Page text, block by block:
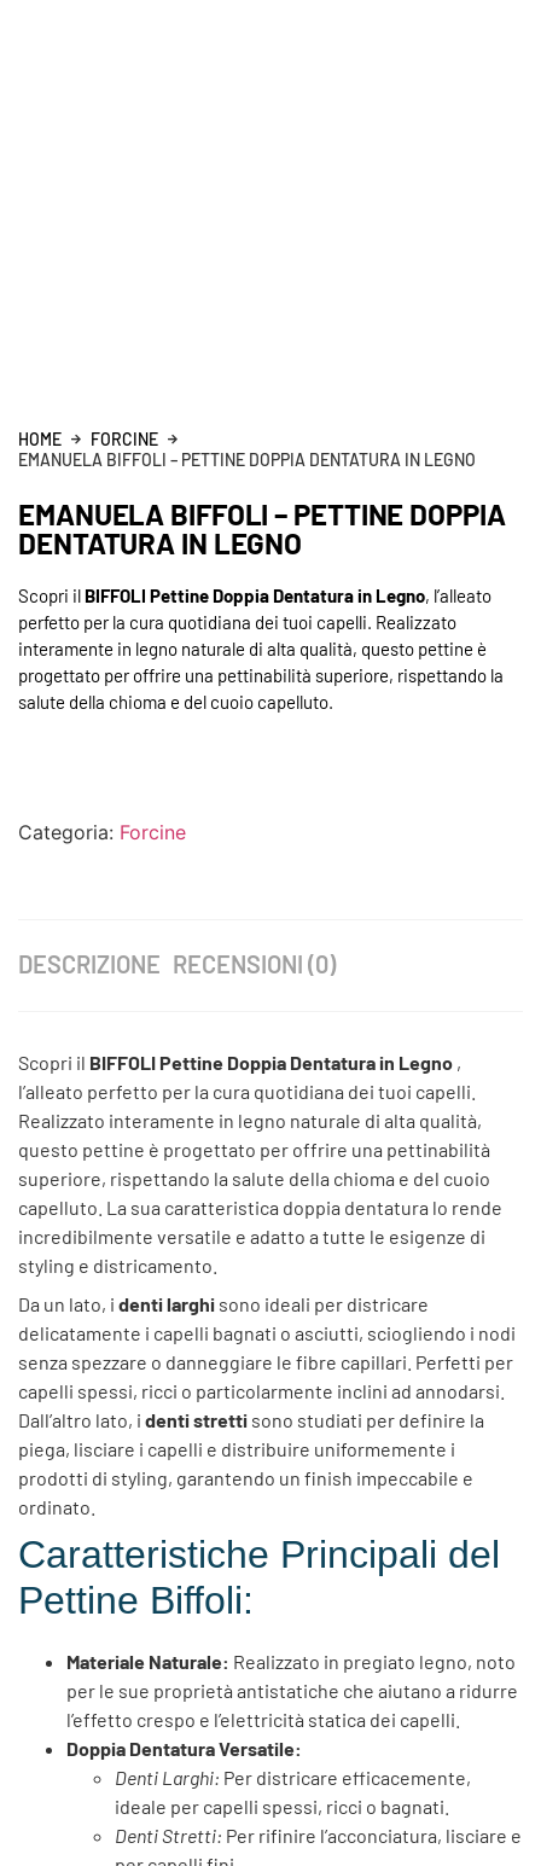
HOME
FORCINE
EMANUELA BIFFOLI – PETTINE DOPPIA DENTATURA IN LEGNO
EMANUELA BIFFOLI – PETTINE DOPPIA
DENTATURA IN LEGNO
Scopri il BIFFOLI Pettine Doppia Dentatura in Legno, l’alleato
perfetto per la cura quotidiana dei tuoi capelli. Realizzato
interamente in legno naturale di alta qualità, questo pettine è
progettato per offrire una pettinabilità superiore, rispettando la
salute della chioma e del cuoio capelluto.
Categoria: Forcine
DESCRIZIONE RECENSIONI (0)
Scopri il BIFFOLI Pettine Doppia Dentatura in Legno ,
l’alleato perfetto per la cura quotidiana dei tuoi capelli.
Realizzato interamente in legno naturale di alta qualità,
questo pettine è progettato per offrire una pettinabilità
superiore, rispettando la salute della chioma e del cuoio
capelluto. La sua caratteristica doppia dentatura lo rende
incredibilmente versatile e adatto a tutte le esigenze di
styling e districamento.
Da un lato, i denti larghi sono ideali per districare
delicatamente i capelli bagnati o asciutti, sciogliendo i nodi
senza spezzare o danneggiare le fibre capillari. Perfetti per
capelli spessi, ricci o particolarmente inclini ad annodarsi.
Dall’altro lato, i denti stretti sono studiati per definire la
piega, lisciare i capelli e distribuire uniformemente i
prodotti di styling, garantendo un finish impeccabile e
ordinato.
Caratteristiche Principali del
Pettine Biffoli:
Materiale Naturale: Realizzato in pregiato legno, noto
per le sue proprietà antistatiche che aiutano a ridurre
l’effetto crespo e l’elettricità statica dei capelli.
Doppia Dentatura Versatile:
Denti Larghi: Per districare efficacemente,
ideale per capelli spessi, ricci o bagnati.
Denti Stretti: Per rifinire l’acconciatura, lisciare e